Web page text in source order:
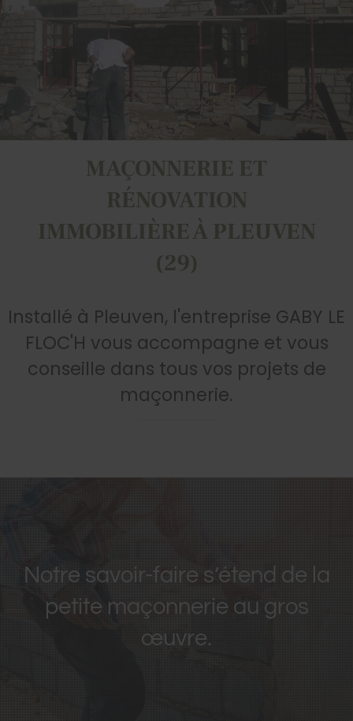
MAÇONNERIE ET
RÉNOVATION
IMMOBILIÈRE À PLEUVEN
(29)
Installé à Pleuven, l'entreprise GABY LE
FLOC'H vous accompagne et vous
conseille dans tous vos projets de
maçonnerie.
Notre savoir-faire s’étend de la
petite maçonnerie au gros
œuvre.